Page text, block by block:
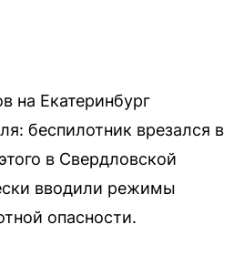
на Екатеринбург
беспилотник врезался в
в Свердловской
вводили режимы
опасности.